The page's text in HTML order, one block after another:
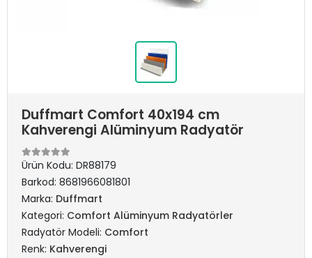
Duffmart Comfort 40x194 cm
Kahverengi Alüminyum Radyatör
Ürün Kodu: DR88179
Barkod: 8681966081801
Marka: Duffmart
Kategori: Comfort Alüminyum Radyatörler
Radyatör Modeli: Comfort
Renk: Kahverengi